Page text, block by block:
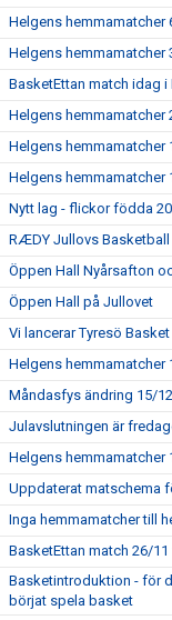
Helgens hemmamatcher
Helgens hemmamatcher
BasketEttan match idag i
Helgens hemmamatcher
Helgens hemmamatcher
Helgens hemmamatcher
Nytt lag - flickor födda
RÆDY Jullovs Basketball
Öppen Hall Nyårsafton
Öppen Hall på Jullovet
Vi lancerar Tyresö
Helgens hemmamatcher
Måndasfys ändring 15/12
Julavslutningen är
Helgens hemmamatcher
Uppdaterat matschema
Inga hemmamatcher till
BasketEttan match 26/11
Basketintroduktion - för
börjat spela basket